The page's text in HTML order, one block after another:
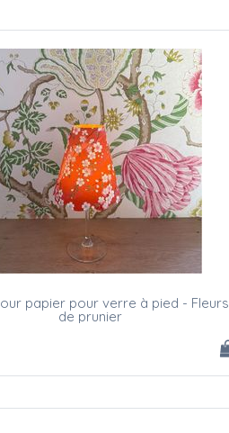
papier pour verre à pied - Fleurs
de prunier